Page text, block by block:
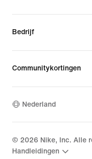
Bedrijf
Communitykortingen
Nederland
© 2026 Nike, Inc. Alle
Handleidingen